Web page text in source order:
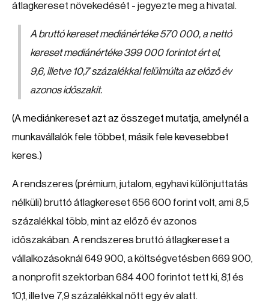
átlagkereset növekedését - jegyezte meg a hivatal.
A bruttó kereset mediánértéke 570 000, a nettó
kereset mediánértéke 399 000 forintot ért el,
9,6, illetve 10,7 százalékkal felülmúlta az előző év
azonos időszakit.
(A mediánkereset azt az összeget mutatja, amelynél a
munkavállalók fele többet, másik fele kevesebbet
keres.)
A rendszeres (prémium, jutalom, egyhavi különjuttatás
nélküli) bruttó átlagkereset 656 600 forint volt, ami 8,5
százalékkal több, mint az előző év azonos
időszakában. A rendszeres bruttó átlagkereset a
vállalkozásoknál 649 900, a költségvetésben 669 900,
a nonprofit szektorban 684 400 forintot tett ki, 8,1 és
10,1, illetve 7,9 százalékkal nőtt egy év alatt.